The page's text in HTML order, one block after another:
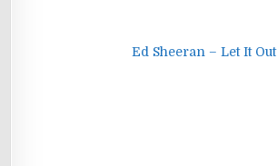
Ed Sheeran – Let It Out